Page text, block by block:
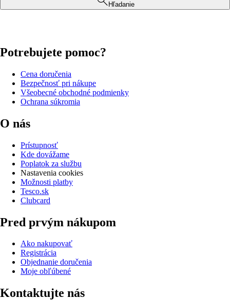
Hľadanie
Potrebujete pomoc?
Cena doručenia
Bezpečnosť pri nákupe
Všeobecné obchodné podmienky
Ochrana súkromia
O nás
Prístupnosť
Kde dovážame
Poplatok za službu
Nastavenia cookies
Možnosti platby
Tesco.sk
Clubcard
Pred prvým nákupom
Ako nakupovať
Registrácia
Objednanie doručenia
Moje obľúbené
Kontaktujte nás